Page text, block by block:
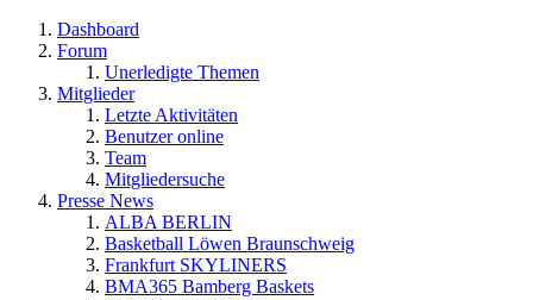
Dashboard
Forum
Unerledigte Themen
Mitglieder
Letzte Aktivitäten
Benutzer online
Team
Mitgliedersuche
Presse News
ALBA BERLIN
Basketball Löwen Braunschweig
Frankfurt SKYLINERS
BMA365 Bamberg Baskets